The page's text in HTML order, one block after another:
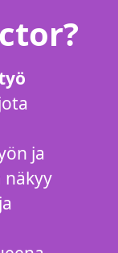
ja
näkyy